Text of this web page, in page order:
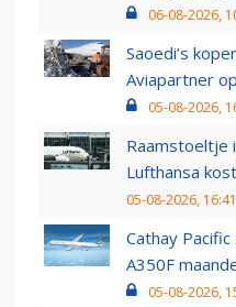
06-08-2026,
Saoedi’s
Aviapartner
05-08-2026,
Raamstoeltje
Lufthansa
05-08-2026, 16:41
Cathay
A350F
05-08-2026,